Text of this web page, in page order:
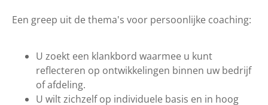
Een greep uit de thema's voor persoonlijke coaching:
U zoekt een klankbord waarmee u kunt
reflecteren op ontwikkelingen binnen uw bedrijf
of afdeling.
U wilt zichzelf op individuele basis en in hoog